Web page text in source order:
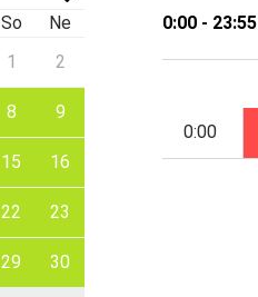
So
Ne
1
2
8 9
15 16
22 23
29 30
0:00 - 23:55
0:00